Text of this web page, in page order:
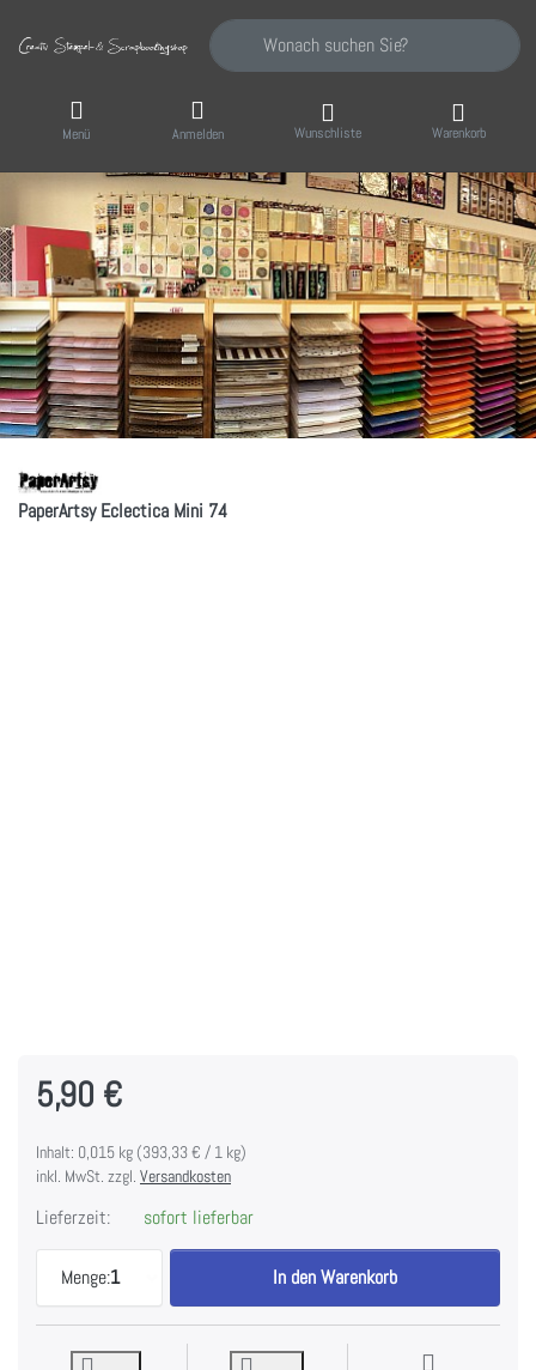
Geben Sie einen Suchbegriff ein. Während
Menü Anmelden Wunschliste Warenkorb
PaperArtsy Eclectica Mini 74
5,90 €
Inhalt: 0,015 kg (393,33 € / 1 kg)
inkl. MwSt. zzgl. Versandkosten
Lieferzeit: sofort lieferbar
Menge:1
PaperArtsy Eclectica Mini 74 zu 5,90 €, Menge 1.
In den Warenkorb